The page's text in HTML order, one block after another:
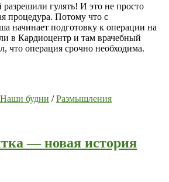
гулять! И это не просто
процедура. Потому что с
начинает подготовку к операции на
в Кардиоцентр и там врачебный
что операция срочно необходима.
Наши будни /Размышления
— новая история